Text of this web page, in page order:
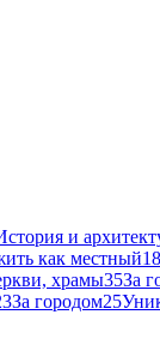
и
как местный18
храмы35За
За городом25